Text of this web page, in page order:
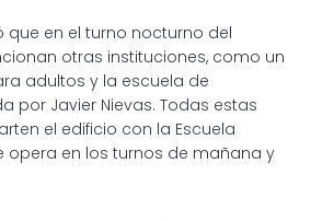
que en el turno nocturno del
otras instituciones, como un
adultos y la escuela de
por Javier Nievas. Todas estas
el edificio con la Escuela
opera en los turnos de mañana y